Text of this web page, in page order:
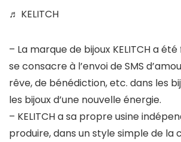
♬ KELITCH
– La marque de bijoux KELITCH a
se consacre à l’envoi de SMS
rêve, de bénédiction, etc. dans les
les bijoux d’une nouvelle énergie.
– KELITCH a sa propre usine
produire, dans un style simple de la